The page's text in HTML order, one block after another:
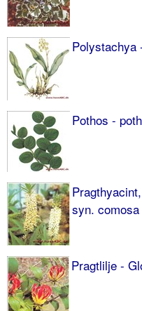
Polystachya
Pothos -
syn. comosa
Pragtlilje -